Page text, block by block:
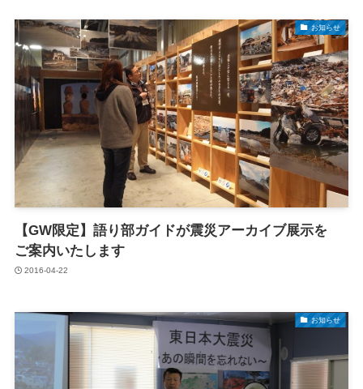
お知らせ
【GW限定】語り部ガイドが震災アーカイブ展示を
ご案内いたします
2016-04-22
お知らせ